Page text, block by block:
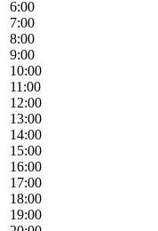
6:00
7:00
8:00
9:00
10:00
11:00
12:00
13:00
14:00
15:00
16:00
17:00
18:00
19:00